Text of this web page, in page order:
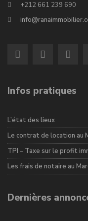
+212 661 239 690
Infos pratiques
L’état des lieux
Le contrat de location au
TPI – Taxe sur le profit
Les frais de notaire au
Dernières